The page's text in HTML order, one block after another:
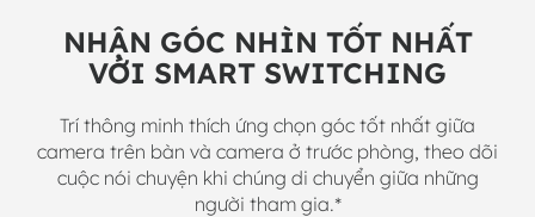
NHẬN GÓC NHÌN TỐT NHẤT
VỚI SMART SWITCHING
Trí thông minh thích ứng chọn góc tốt nhất giữa
camera trên bàn và camera ở trước phòng, theo dõi
cuộc nói chuyện khi chúng di chuyển giữa những
người tham gia.*